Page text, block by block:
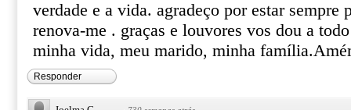
verdade e a vida. agradeço por estar sempre
renova-me . graças e louvores vos dou a
minha vida, meu marido, minha
Responder